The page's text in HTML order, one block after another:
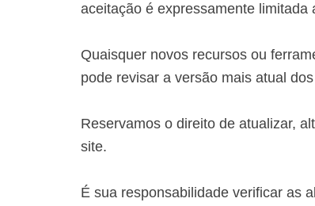
aceitação é expressamente limitada
Quaisquer novos recursos ou
pode revisar a versão mais atual
Reservamos o direito de atualizar,
site.
É sua responsabilidade verificar as